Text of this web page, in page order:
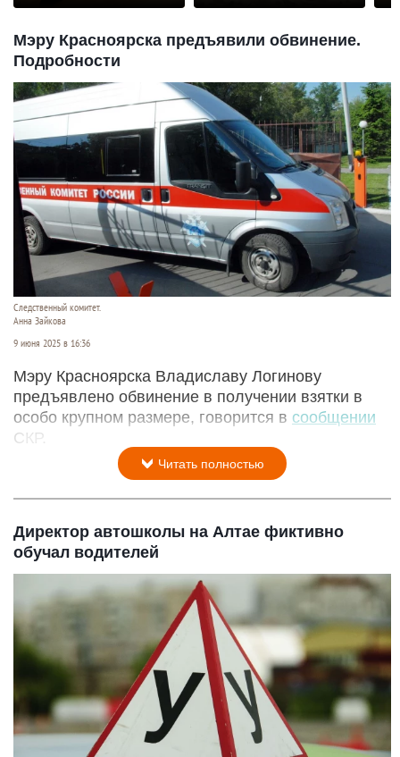
Мэру Красноярска предъявили обвинение.
Подробности
Следственный комитет.
Анна Зайкова
9 июня 2025 в 16:36
Мэру Красноярска Владиславу Логинову
предъявлено обвинение в получении взятки в
особо крупном размере, говорится в сообщении
СКР.
Читать полностью
Директор автошколы на Алтае фиктивно
обучал водителей